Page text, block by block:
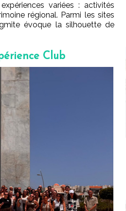
variées : activités
régional. Parmi les sites
évoque la silhouette de
Club